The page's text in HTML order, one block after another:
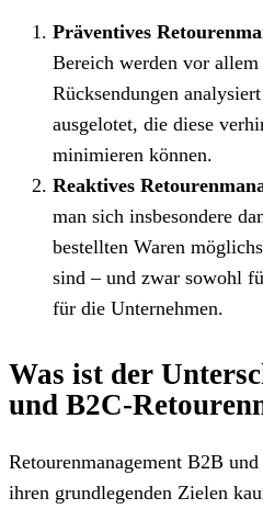
Präventives
Bereich werden vor
Rücksendungen
ausgelotet, die diese
minimieren können.
Reaktives
man sich insbesondere
bestellten Waren
sind – und zwar sowohl
für die Unternehmen.
Was ist der
und B2C-
Retourenmanagement B2B
ihren grundlegenden Zielen